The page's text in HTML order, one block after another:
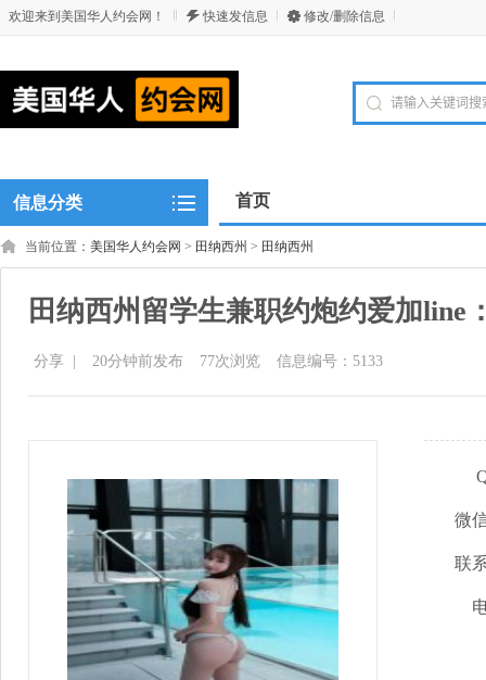
欢迎来到美国华人约会网！ 快速发信息 修改/删除信息
信息分类 首页
当前位置： 美国华人约会网 > 田纳西州 > 田纳西州
田纳西州留学生兼职约炮约爱加line
分享 20分钟前发布 77次浏览 信息编号：5133
微
联